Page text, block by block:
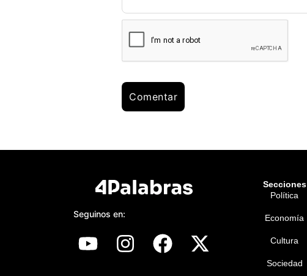
Seguinos en:
Secciones
Política
Economía
Cultura
Sociedad